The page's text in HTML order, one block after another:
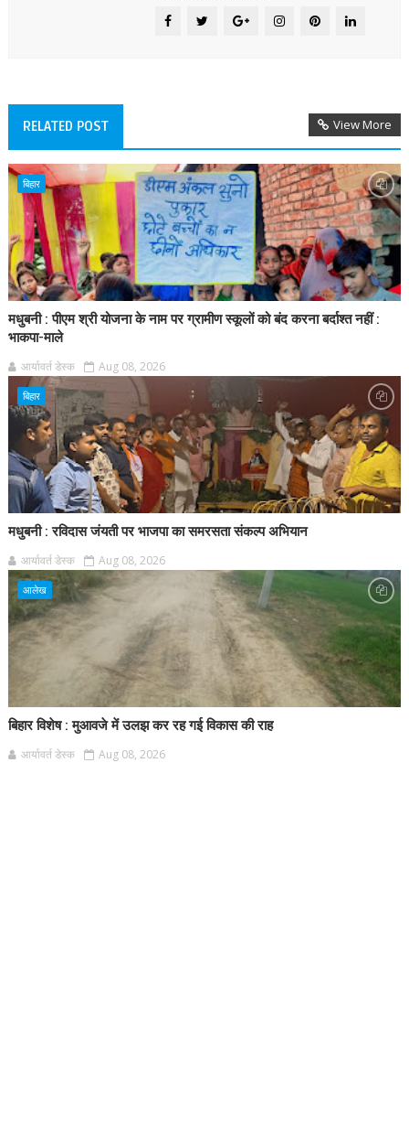
RELATED POST View More
बिहार
मधुबनी : पीएम श्री योजना के नाम पर ग्रामीण स्कूलों को बंद करना बर्दाश्त नहीं :
भाकपा-माले
आर्यावर्त डेस्क Aug 08, 2026
बिहार
मधुबनी : रविदास जंयती पर भाजपा का समरसता संकल्प अभियान
आर्यावर्त डेस्क Aug 08, 2026
आलेख
बिहार विशेष : मुआवजे में उलझ कर रह गई विकास की राह
आर्यावर्त डेस्क Aug 08, 2026